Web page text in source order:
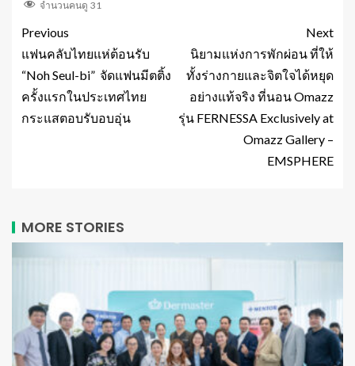
จำนวนคนดู 31
Previous
แฟนคลับไทยแห่ต้อนรับ
“Noh Seul-bi” จัดแฟนมีตติ้ง
ครั้งแรกในประเทศไทย
กระแสตอบรับอบอุ่น
Next
นิยามแห่งการพักผ่อน ที่ให้
ทั้งร่างกายและจิตใจได้หยุด
อย่างแท้จริง ที่นอน Omazz
รุ่น FERNESSA Exclusively at
Omazz Gallery –
EMSPHERE
MORE STORIES